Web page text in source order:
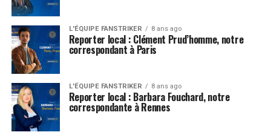
L'ÉQUIPE FANSTRIKER 8 ans ago
Reporter local : Clément Prud’homme, notre
correspondant à Paris
L'ÉQUIPE FANSTRIKER 8 ans ago
Reporter local : Barbara Fouchard, notre
correspondante à Rennes